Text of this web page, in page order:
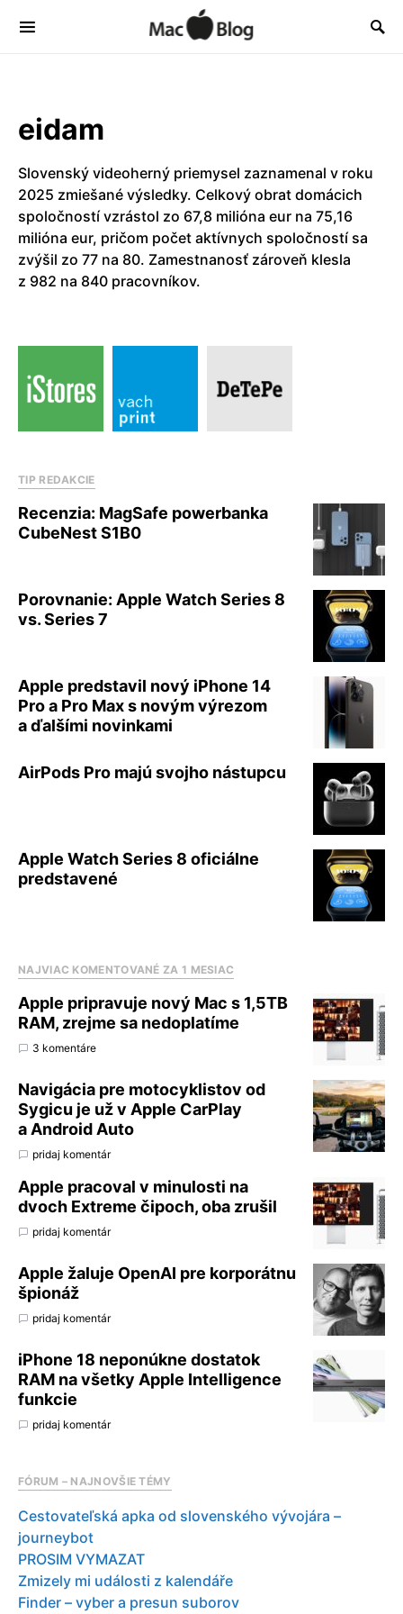
eidam
Slovenský videoherný priemysel zaznamenal v roku
2025 zmiešané výsledky. Celkový obrat domácich
spoločností vzrástol zo 67,8 milióna eur na 75,16
milióna eur, pričom počet aktívnych spoločností sa
zvýšil zo 77 na 80. Zamestnanosť zároveň klesla
z 982 na 840 pracovníkov.
TIP REDAKCIE
Recenzia: MagSafe powerbanka
CubeNest S1B0
Porovnanie: Apple Watch Series 8
vs. Series 7
Apple predstavil nový iPhone 14
Pro a Pro Max s novým výrezom
a ďalšími novinkami
AirPods Pro majú svojho nástupcu
Apple Watch Series 8 oficiálne
predstavené
NAJVIAC KOMENTOVANÉ ZA 1 MESIAC
Apple pripravuje nový Mac s 1,5TB
RAM, zrejme sa nedoplatíme
3 komentáre
Navigácia pre motocyklistov od
Sygicu je už v Apple CarPlay
a Android Auto
pridaj komentár
Apple pracoval v minulosti na
dvoch Extreme čipoch, oba zrušil
pridaj komentár
Apple žaluje OpenAI pre korporátnu
špionáž
pridaj komentár
iPhone 18 neponúkne dostatok
RAM na všetky Apple Intelligence
funkcie
pridaj komentár
FÓRUM – NAJNOVŠIE TÉMY
Cestovateľská apka od slovenského vývojára –
journeybot
PROSIM VYMAZAT
Zmizely mi události z kalendáře
Finder – vyber a presun suborov